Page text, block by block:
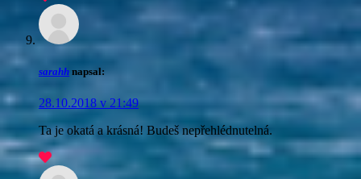
sarahh napsal:
28.10.2018 v 21:49
Ta je okatá a krásná! Budeš nepřehlédnutelná.